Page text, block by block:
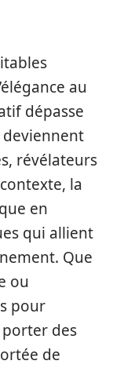
au
dépasse
deviennent
révélateurs
la
en
qui allient
Que
ou
pour
porter des
de